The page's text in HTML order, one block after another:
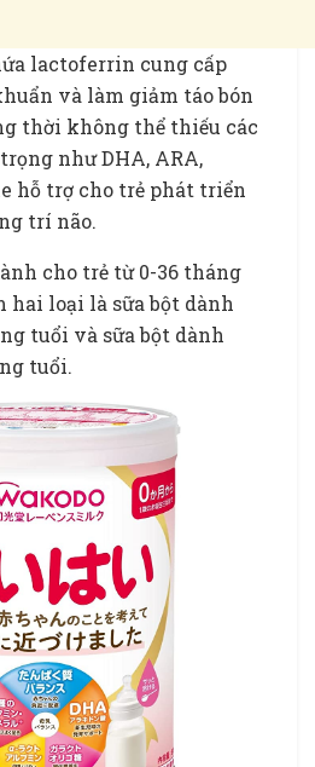
lactoferrin cung cấp
và làm giảm táo bón
thời không thể thiếu các
như DHA, ARA,
hỗ trợ cho trẻ phát triển
trí não.
cho trẻ từ 0-36 tháng
hai loại là sữa bột dành
tuổi và sữa bột dành
tuổi.